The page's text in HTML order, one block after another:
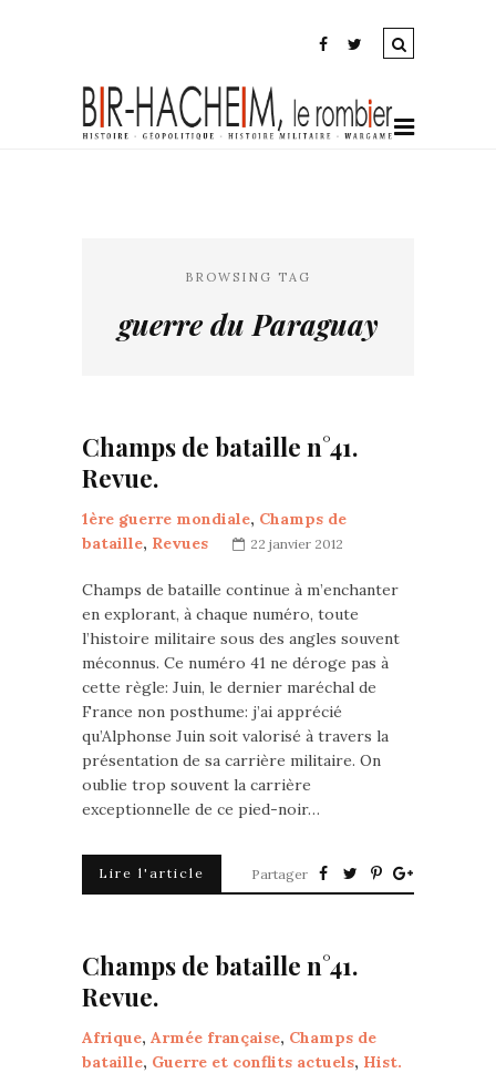
BROWSING TAG
guerre du Paraguay
Champs de bataille n°41.
Revue.
1ère guerre mondiale, Champs de
bataille, Revues 22 janvier 2012
Champs de bataille continue à m’enchanter
en explorant, à chaque numéro, toute
l’histoire militaire sous des angles souvent
méconnus. Ce numéro 41 ne déroge pas à
cette règle: Juin, le dernier maréchal de
France non posthume: j’ai apprécié
qu’Alphonse Juin soit valorisé à travers la
présentation de sa carrière militaire. On
oublie trop souvent la carrière
exceptionnelle de ce pied-noir…
Lire l'article Partager
Champs de bataille n°41.
Revue.
Afrique, Armée française, Champs de
bataille, Guerre et conflits actuels, Hist.